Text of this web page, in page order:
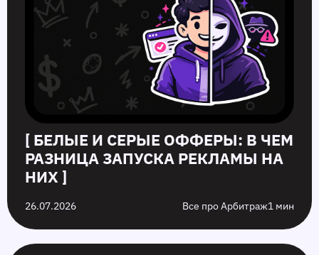
[ БЕЛЫЕ И СЕРЫЕ ОФФЕРЫ: В ЧЕМ
РАЗНИЦА ЗАПУСКА РЕКЛАМЫ НА
НИХ ]
26.07.2026 Все про Арбитраж1 мин